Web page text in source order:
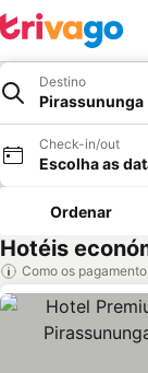
Destino
Pirassununga
Check-in/out
Escolha as
Ordenar
Hotéis
Como os